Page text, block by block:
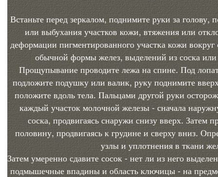
Встаньте перед зеркалом, поднимите руки за голову,
или выбухания участков кожи, втяжения или
деформации пигментированного участка кожи вокруг
обычной формы желез, выделений из соска
Прощупывание проводите лежа на спине. Под
подложите подушку или валик, руку поднимите
положите вдоль тела. Пальцами другой руки
каждый участок молочной железы - сначала
соска, продвигаясь снаружи снизу вверх. Затем
половину, продвигаясь к грудине и сверху вниз.
узлы и уплотнения в ткани
Затем умеренно сдавите сосок - нет ли из него
подмышечные впадины и область ключицы - на